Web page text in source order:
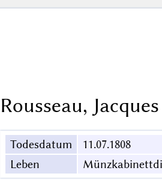
Rousseau,
Todesdatum
11.07.1808
Leben